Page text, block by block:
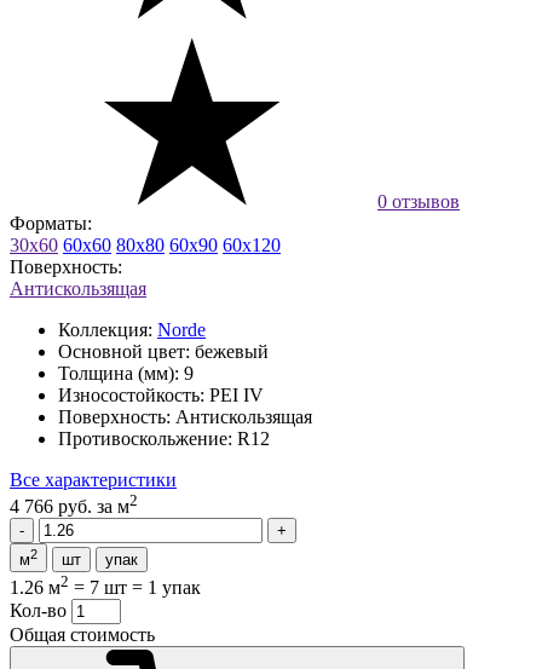
0 отзывов
Форматы:
30x60 60x60 80x80 60x90 60x120
Поверхность:
Антискользящая
Коллекция: Norde
Основной цвет: бежевый
Толщина (мм): 9
Износостойкость: PEI IV
Поверхность: Антискользящая
Противоскольжение: R12
Все характеристики
4 766 руб. за м2
м2 шт упак
1.26 м2 = 7 шт = 1 упак
Кол-во
Общая стоимость